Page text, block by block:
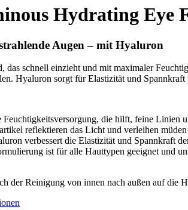
Hydrating Eye
Augen – mit Hyaluron
das schnell einzieht und mit maximaler
Hyaluron sorgt für Elastizität und
Feuchtigkeitsversorgung, die hilft, feine Linien
reflektieren das Licht und verleihen
verbessert die Elastizität und Spannkraft
ist für alle Hauttypen geeignet und
der Reinigung von innen nach außen auf die